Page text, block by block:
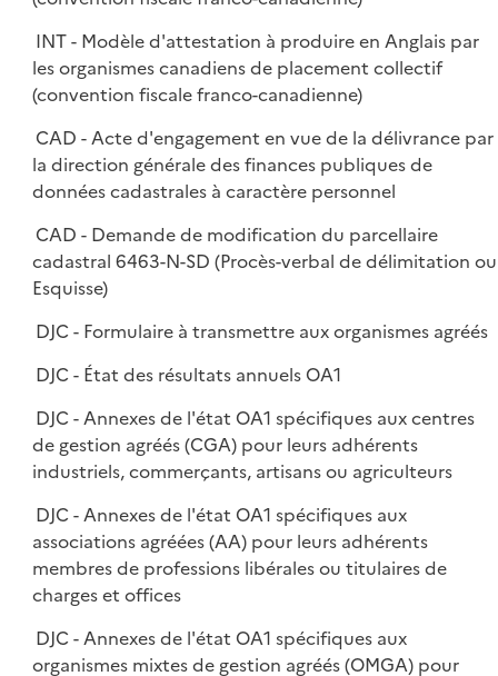
INT - Modèle d'attestation à produire en Anglais par
les organismes canadiens de placement collectif
(convention fiscale franco-canadienne)
CAD - Acte d'engagement en vue de la délivrance par
la direction générale des finances publiques de
données cadastrales à caractère personnel
CAD - Demande de modification du parcellaire
cadastral 6463-N-SD (Procès-verbal de délimitation ou
Esquisse)
DJC - Formulaire à transmettre aux organismes agréés
DJC - État des résultats annuels OA1
DJC - Annexes de l'état OA1 spécifiques aux centres
de gestion agréés (CGA) pour leurs adhérents
industriels, commerçants, artisans ou agriculteurs
DJC - Annexes de l'état OA1 spécifiques aux
associations agréées (AA) pour leurs adhérents
membres de professions libérales ou titulaires de
charges et offices
DJC - Annexes de l'état OA1 spécifiques aux
organismes mixtes de gestion agréés (OMGA) pour